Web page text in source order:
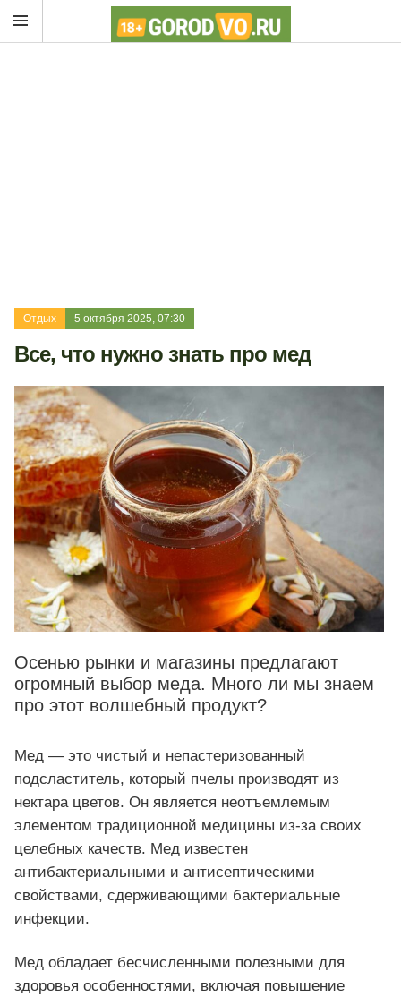
Отдых 5 октября 2025, 07:30
Все, что нужно знать про мед
Осенью рынки и магазины предлагают
огромный выбор меда. Много ли мы знаем
про этот волшебный продукт?
Мед — это чистый и непастеризованный
подсластитель, который пчелы производят из
нектара цветов. Он является неотъемлемым
элементом традиционной медицины из-за своих
целебных качеств. Мед известен
антибактериальными и антисептическими
свойствами, сдерживающими бактериальные
инфекции.
Мед обладает бесчисленными полезными для
здоровья особенностями, включая повышение